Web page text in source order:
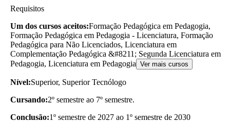
Requisitos
Um dos cursos aceitos:Formação Pedagógica em Pedagogia,
Formação Pedagógica em Pedagogia - Licenciatura, Formação
Pedagógica para Não Licenciados, Licenciatura em
Complementação Pedagógica &#8211; Segunda Licenciatura em
Pedagogia, Licenciatura em Pedagogia Ver mais cursos
Nível:Superior, Superior Tecnólogo
Cursando:2º semestre ao 7º semestre.
Conclusão:1º semestre de 2027 ao 1º semestre de 2030